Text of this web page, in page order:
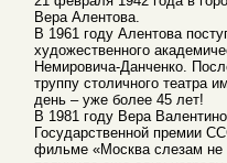
Вера Алентова.
В 1961 году Алентова
художественного
Немировича-Данченко.
труппу столичного театра
день – уже более 45 лет!
В 1981 году Вера
Государственной премии
фильме «Москва слезам не